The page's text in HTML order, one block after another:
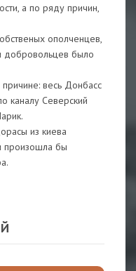
а по ряду причин,
ополченцев,
добровольцев было
весь Донбасс
каналу Северский
из киева
произошла бы